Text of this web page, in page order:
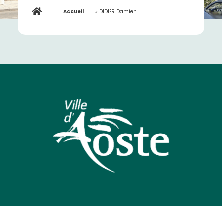
Accueil » DIDIER Damien